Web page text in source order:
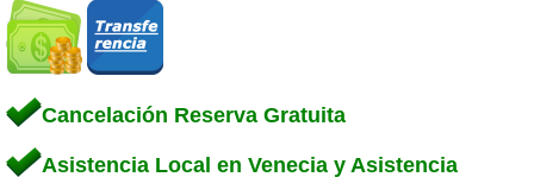
Cancelación Reserva Gratuita
Asistencia Local en Venecia y Asistencia